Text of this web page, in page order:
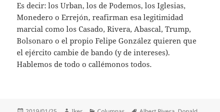
Es decir: los Urban, los de Podemos, los Iglesias,
Monedero o Errejón, reafirman esa legitimidad
marcial como los Casado, Rivera, Abascal, Trump,
Bolsonaro o el propio Felipe González quieren que
el ejército cambie de bando (y de intereses).
Hablemos de todo o callémonos todos.